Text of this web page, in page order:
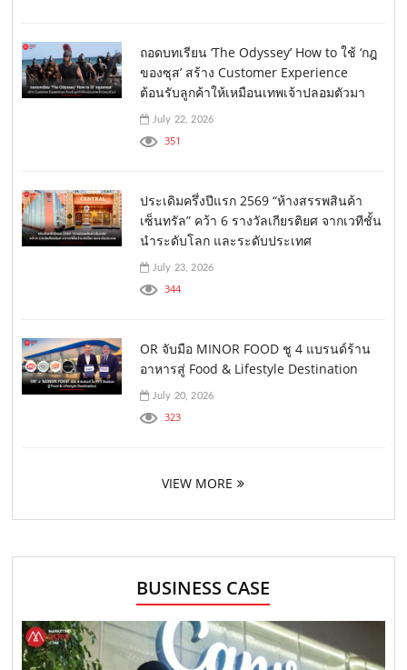
ถอดบทเรียน ‘The Odyssey’ How to ใช้ ‘กฎ
ของซุส’ สร้าง Customer Experience
ต้อนรับลูกค้าให้เหมือนเทพเจ้าปลอมตัวมา
July 22, 2026
351
ประเดิมครึ่งปีแรก 2569 “ห้างสรรพสินค้า
เซ็นทรัล” คว้า 6 รางวัลเกียรติยศ จากเวทีชั้น
นำระดับโลก และระดับประเทศ
July 23, 2026
344
OR จับมือ MINOR FOOD ชู 4 แบรนด์ร้าน
อาหารสู่ Food & Lifestyle Destination
July 20, 2026
323
VIEW MORE
BUSINESS CASE